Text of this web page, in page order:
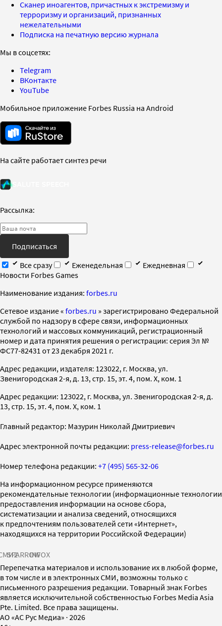
Сканер иноагентов, причастных к экстремизму и
терроризму и организаций, признанных
нежелательными
Подписка на печатную версию журнала
Мы в соцсетях:
Telegram
ВКонтакте
YouTube
Мобильное приложение Forbes Russia на Android
На сайте работает синтез речи
Рассылка:
Подписаться
Все сразу
Еженедельная
Ежедневная
Новости Forbes Games
Наименование издания: forbes.ru
Cетевое издание « forbes.ru » зарегистрировано Федеральной
службой по надзору в сфере связи, информационных
технологий и массовых коммуникаций, регистрационный
номер и дата принятия решения о регистрации: серия Эл №
ФС77-82431 от 23 декабря 2021 г.
Адрес редакции, издателя: 123022, г. Москва, ул.
Звенигородская 2-я, д. 13, стр. 15, эт. 4, пом. X, ком. 1
Адрес редакции: 123022, г. Москва, ул. Звенигородская 2-я, д.
13, стр. 15, эт. 4, пом. X, ком. 1
Главный редактор: Мазурин Николай Дмитриевич
Адрес электронной почты редакции: press-release@forbes.ru
Номер телефона редакции: +7 (495) 565-32-06
На информационном ресурсе применяются
рекомендательные технологии (информационные технологии
предоставления информации на основе сбора,
систематизации и анализа сведений, относящихся
к предпочтениям пользователей сети «Интернет»,
находящихся на территории Российской Федерации)
SPARROWINFOX
Перепечатка материалов и использование их в любой форме,
в том числе и в электронных СМИ, возможны только с
письменного разрешения редакции. Товарный знак Forbes
является исключительной собственностью Forbes Media Asia
Pte. Limited. Все права защищены.
AO «АС Рус Медиа» · 2026